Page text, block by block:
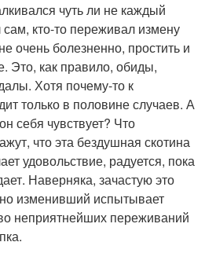
чуть ли не каждый
кто-то переживал измену
очень болезненно, простить и
Это, как правило, обиды,
Хотя почему-то к
только в половине случаев. А
себя чувствует? Что
что эта бездушная скотина
удовольствие, радуется, пока
Наверняка, зачастую это
изменивший испытывает
неприятнейших переживаний